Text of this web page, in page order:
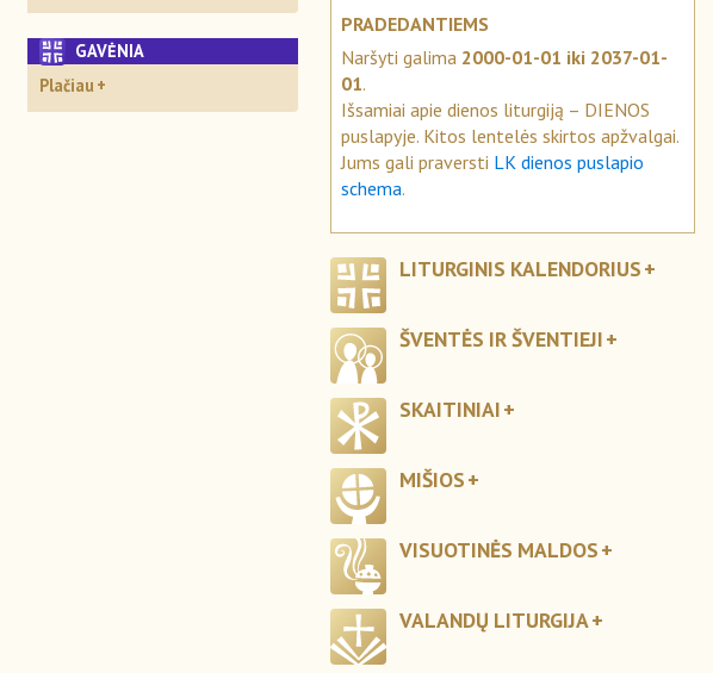
GAVĖNIA
Plačiau
PRADEDANTIEMS
Naršyti galima 2000-01-01 iki 2037-01-
01.
Išsamiai apie dienos liturgiją – DIENOS
puslapyje. Kitos lentelės skirtos apžvalgai.
Jums gali praversti LK dienos puslapio
schema.
LITURGINIS KALENDORIUS
ŠVENTĖS IR ŠVENTIEJI
SKAITINIAI
MIŠIOS
VISUOTINĖS MALDOS
VALANDŲ LITURGIJA